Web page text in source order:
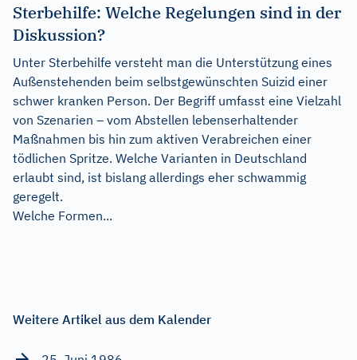
Sterbehilfe: Welche Regelungen sind in der
Diskussion?
Unter Sterbehilfe versteht man die Unterstützung eines
Außenstehenden beim selbstgewünschten Suizid einer
schwer kranken Person. Der Begriff umfasst eine Vielzahl
von Szenarien – vom Abstellen lebenserhaltender
Maßnahmen bis hin zum aktiven Verabreichen einer
tödlichen Spritze. Welche Varianten in Deutschland
erlaubt sind, ist bislang allerdings eher schwammig
geregelt.
Welche Formen...
Weitere Artikel aus dem Kalender